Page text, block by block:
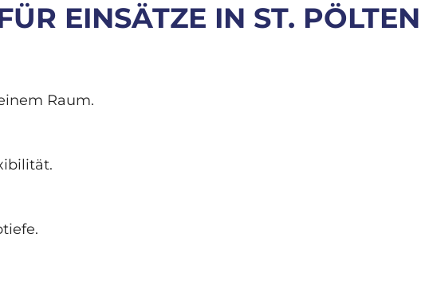
EINSÄTZE IN ST. PÖLTEN
Raum.